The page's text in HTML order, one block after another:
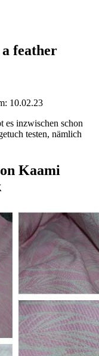
feather
10.02.23
es inzwischen schon
testen, nämlich
Kaami